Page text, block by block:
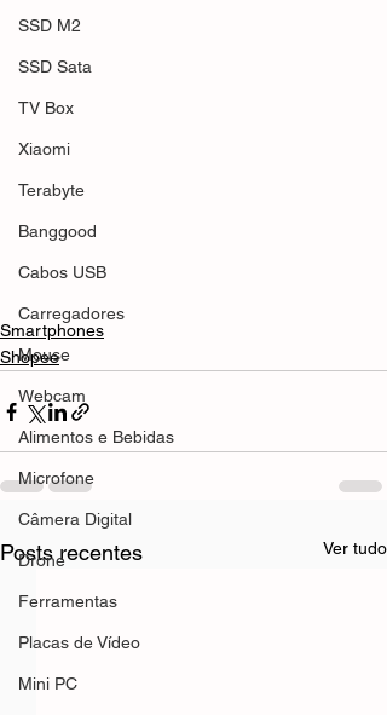
SSD M2
SSD Sata
TV Box
Xiaomi
Terabyte
Banggood
Cabos USB
Carregadores
Mouse
Webcam
Alimentos e Bebidas
Microfone
Câmera Digital
Drone
Ferramentas
Placas de Vídeo
Mini PC
Smartphones
Shopee
Posts recentes Ver tudo